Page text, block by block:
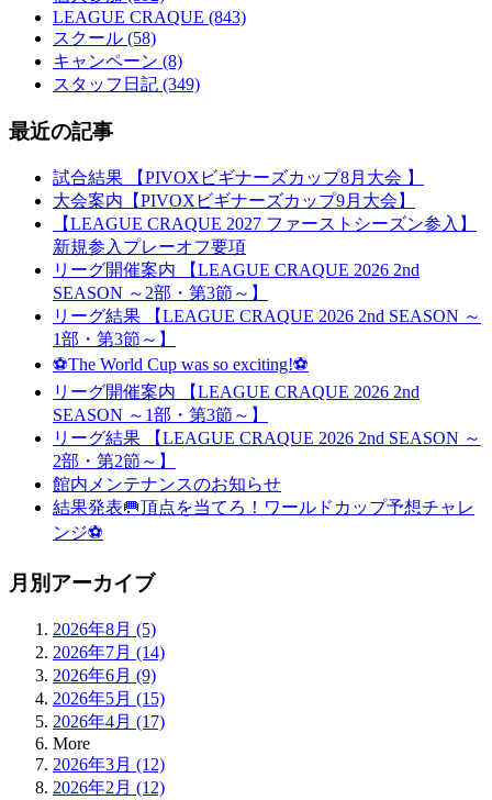
LEAGUE CRAQUE (843)
スクール (58)
キャンペーン (8)
スタッフ日記 (349)
最近の記事
試合結果 【PIVOXビギナーズカップ8月大会 】
大会案内【PIVOXビギナーズカップ9月大会】
【LEAGUE CRAQUE 2027 ファーストシーズン参入】
新規参入プレーオフ要項
リーグ開催案内 【LEAGUE CRAQUE 2026 2nd
SEASON ～2部・第3節～】
リーグ結果 【LEAGUE CRAQUE 2026 2nd SEASON ～
1部・第3節～】
⚽The World Cup was so exciting!⚽
リーグ開催案内 【LEAGUE CRAQUE 2026 2nd
SEASON ～1部・第3節～】
リーグ結果 【LEAGUE CRAQUE 2026 2nd SEASON ～
2部・第2節～】
館内メンテナンスのお知らせ
結果発表🥅頂点を当てろ！ワールドカップ予想チャレ
ンジ⚽
月別アーカイブ
2026年8月 (5)
2026年7月 (14)
2026年6月 (9)
2026年5月 (15)
2026年4月 (17)
More
2026年3月 (12)
2026年2月 (12)